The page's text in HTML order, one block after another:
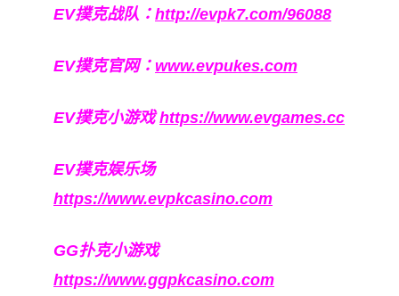
EV撲克战队： http://evpk7.com/96088
EV撲克官网： www.evpukes.com
EV撲克小游戏https://www.evgames.cc
EV撲克娱乐场
https://www.evpkcasino.com
GG扑克小游戏
https://www.ggpkcasino.com